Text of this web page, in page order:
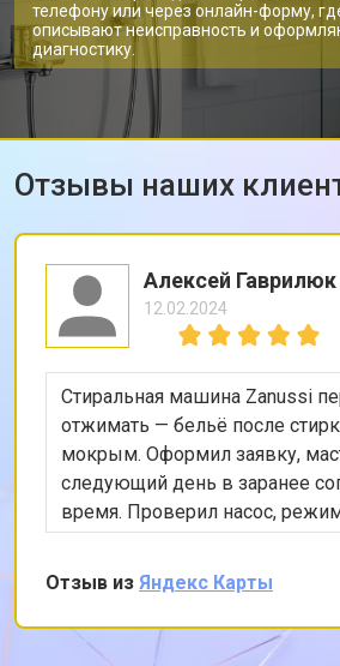
телефону или через онлайн-форму,
описывают неисправность и
диагностику.
Отзывы наших
Алексей Гаврилюк
12.02.2024
Стиральная машина Zanussi
отжимать — бельё после
мокрым. Оформил заявку,
следующий день в заранее
время. Проверил насос,
снял заднюю панель и
частично порвался и
Заменил ремень без лишних
после чего протестировал в
убедился, что вращение
Отзыв из Яндекс Карты